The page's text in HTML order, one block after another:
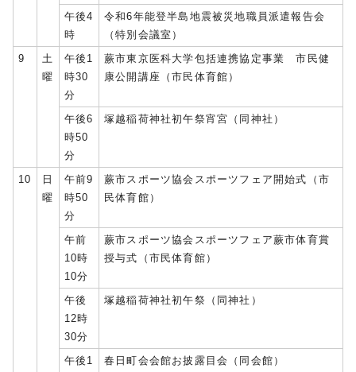
午後4
時
令和6年能登半島地震被災地職員派遣報告会
（特別会議室）
9
土
曜
午後1
時30
分
蕨市東京医科大学包括連携協定事業 市民健
康公開講座（市民体育館）
午後6
時50
分
塚越稲荷神社初午祭宵宮（同神社）
10
日
曜
午前9
時50
分
蕨市スポーツ協会スポーツフェア開始式（市
民体育館）
午前
10時
10分
蕨市スポーツ協会スポーツフェア蕨市体育賞
授与式（市民体育館）
午後
12時
30分
塚越稲荷神社初午祭（同神社）
午後1
春日町会会館お披露目会（同会館）